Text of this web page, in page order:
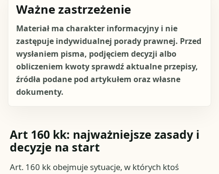
Ważne zastrzeżenie
Materiał ma charakter informacyjny i nie
zastępuje indywidualnej porady prawnej. Przed
wysłaniem pisma, podjęciem decyzji albo
obliczeniem kwoty sprawdź aktualne przepisy,
źródła podane pod artykułem oraz własne
dokumenty.
Art 160 kk: najważniejsze zasady i
decyzje na start
Art. 160 kk obejmuje sytuacje, w których ktoś